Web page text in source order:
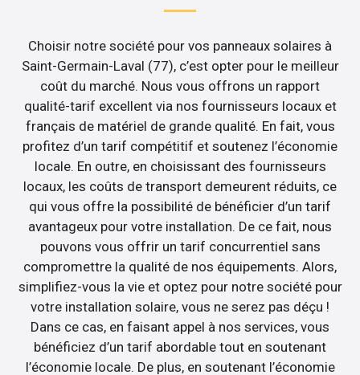
Choisir notre société pour vos panneaux solaires à
Saint-Germain-Laval (77), c’est opter pour le meilleur
coût du marché. Nous vous offrons un rapport
qualité-tarif excellent via nos fournisseurs locaux et
français de matériel de grande qualité. En fait, vous
profitez d’un tarif compétitif et soutenez l’économie
locale. En outre, en choisissant des fournisseurs
locaux, les coûts de transport demeurent réduits, ce
qui vous offre la possibilité de bénéficier d’un tarif
avantageux pour votre installation. De ce fait, nous
pouvons vous offrir un tarif concurrentiel sans
compromettre la qualité de nos équipements. Alors,
simplifiez-vous la vie et optez pour notre société pour
votre installation solaire, vous ne serez pas déçu !
Dans ce cas, en faisant appel à nos services, vous
bénéficiez d’un tarif abordable tout en soutenant
l’économie locale. De plus, en soutenant l’économie